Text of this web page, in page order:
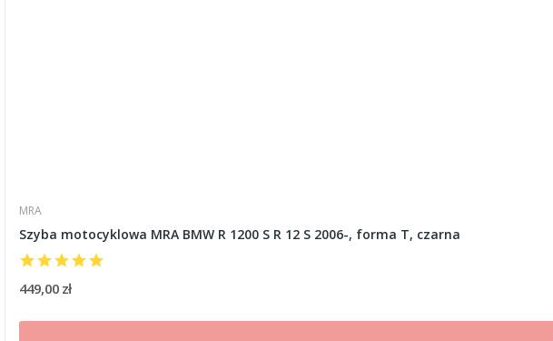
MRA
Szyba motocyklowa MRA BMW R 1200 S R 12 S 2006-, forma T, czarna
449,00 zł